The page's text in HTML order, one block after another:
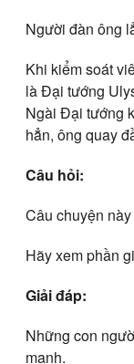
Người đàn ông
Khi kiểm soát
là Đại tướng
Ngài Đại tướng
hẳn, ông quay
Câu hỏi:
Câu chuyện
Hãy xem phần
Giải đáp:
Những con
mạnh.